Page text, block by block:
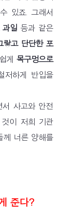
일
랗고 단단한 포
게 목구멍으로
저하게 반입을
서 사고와 안전
이 저희 기관
께 너른 양해를
준다?